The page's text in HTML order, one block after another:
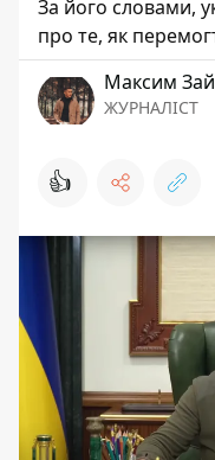
За його словами,
про те, як
Максим
ЖУРНАЛІСТ
👍